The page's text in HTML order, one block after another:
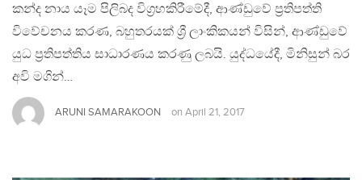
කන්ද නාය යෑම පිලිබද විග්‍රහකිරීමේදී, ආණ්ඩුවේ ප්‍රතිපත්ති
විවේචනය කරණ, බහුතරයක් ශ්‍රී ලාංකිකයන් විසින්, ආණ්ඩුවේ
යුධ ප්‍රතිපත්තිය සාධාරණය කරණු ලබයි. යුද්ධයේදී, මිනිසුන් බර
අවි මගින්…
ARUNI SAMARAKOON on April 21, 2017